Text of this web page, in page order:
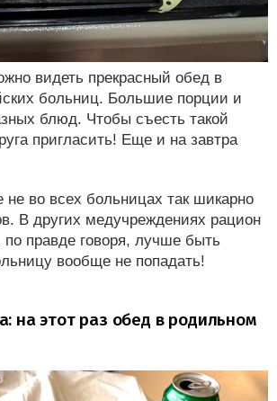
видеть прекрасный обед в
больниц. Большие порции и
блюд. Чтобы съесть такой
пригласить! Еще и на завтра
не во всех больницах так шикарно
В других медучреждениях рацион
по правде говоря, лучше быть
вообще не попадать!
на этот раз обед в родильном